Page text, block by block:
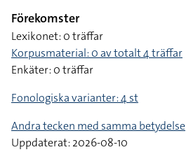
Förekomster
Lexikonet: 0 träffar
Korpusmaterial: 0 av totalt 4 träffar
Enkäter: 0 träffar
Fonologiska varianter: 4 st
Andra tecken med samma betydelse
Uppdaterat: 2026-08-10